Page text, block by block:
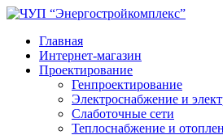
Главная
Интернет-магазин
Проектирование
Генпроектирование
Электроснабжение и
Слаботочные сети
Теплоснабжение и